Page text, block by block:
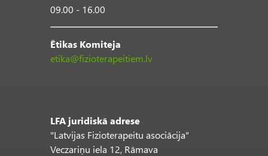
09.00 - 16.00
Ētikas Komiteja
etika@fizioterapeitiem.lv
LFA juridiskā adrese
"Latvijas Fizioterapeitu asociācija"
Veczariņu iela 12, Rāmava